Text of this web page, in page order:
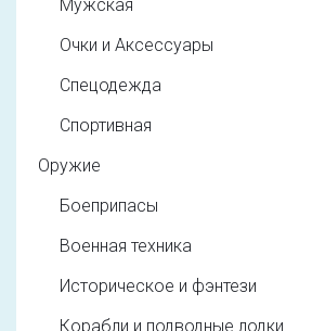
Мужская
Очки и Аксессуары
Спецодежда
Спортивная
Оружие
Боеприпасы
Военная техника
Историческое и фэнтези
Корабли и подводные лодки